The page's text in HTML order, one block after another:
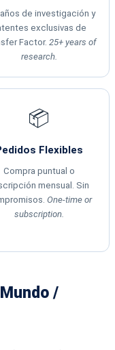
de investigación y
exclusivas de
Factor. 25+ years of
research.
📦
Flexibles
Compra puntual o
mensual. Sin
One-time or
subscription.
/